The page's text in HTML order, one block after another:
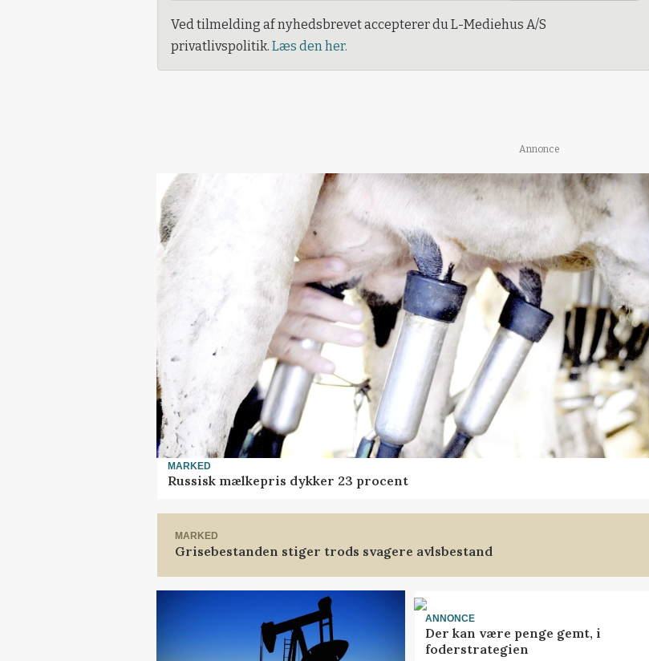
Ved tilmelding af nyhedsbrevet accepterer du L-Mediehus A/S
privatlivspolitik. Læs den her.
Annonce
MARKED
Russisk mælkepris dykker 23 procent
MARKED
Grisebestanden stiger trods svagere avlsbestand
ANNONCE
Der kan være penge gemt, i
foderstrategien